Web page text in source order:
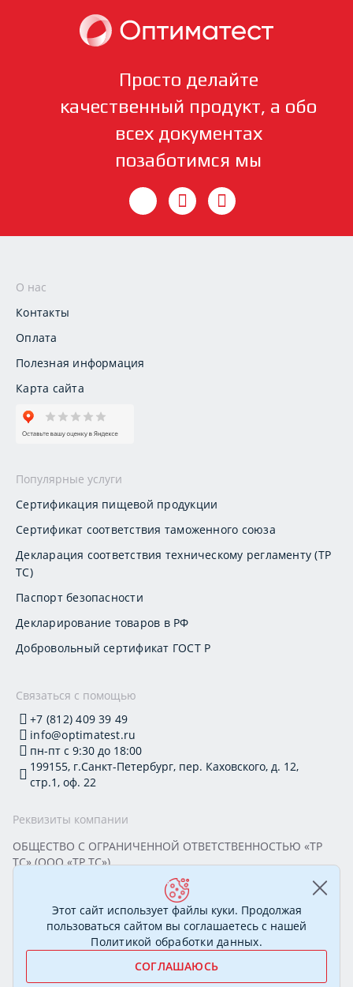
Просто делайте
качественный продукт, а обо
всех документах
позаботимся мы
О нас
Контакты
Оплата
Полезная информация
Карта сайта
Популярные услуги
Сертификация пищевой продукции
Сертификат соответствия таможенного союза
Декларация соответствия техническому регламенту (ТР
ТС)
Паспорт безопасности
Декларирование товаров в РФ
Добровольный сертификат ГОСТ Р
Связаться с помощью
+7 (812) 409 39 49
info@optimatest.ru
пн-пт с 9:30 до 18:00
199155, г.Санкт-Петербург, пер. Каховского, д. 12,
стр.1, оф. 22
Реквизиты компании
ОБЩЕСТВО С ОГРАНИЧЕННОЙ ОТВЕТСТВЕННОСТЬЮ «ТР
ТС» (ООО «ТР ТС»)
Юридический адрес: 199155, г. Санкт-Петербург, пер.
Каховского, д. 12, стр. 1, помещение 22-Н
ИНН 7813295032 КПП 780101001 ОГРН 1177847388894
ОКПО 20395319 Генеральный директор: Соколова Алёна
© 2007—2026 Сертификационный центр «ОптимаТест».
Этот сайт использует файлы куки. Продолжая
пользоваться сайтом вы соглашаетесь с нашей
Политикой обработки данных.
СОГЛАШАЮСЬ